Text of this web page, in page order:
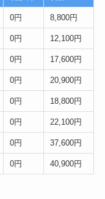
0円 8,800円
0円 12,100円
0円 17,600円
0円 20,900円
0円 18,800円
0円 22,100円
0円 37,600円
0円 40,900円